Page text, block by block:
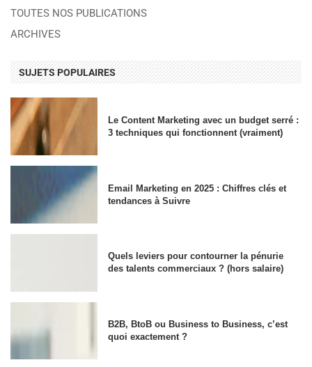
TOUTES NOS PUBLICATIONS
ARCHIVES
SUJETS POPULAIRES
Le Content Marketing avec un budget serré :
3 techniques qui fonctionnent (vraiment)
Email Marketing en 2025 : Chiffres clés et
tendances à Suivre
Quels leviers pour contourner la pénurie
des talents commerciaux ? (hors salaire)
B2B, BtoB ou Business to Business, c’est
quoi exactement ?